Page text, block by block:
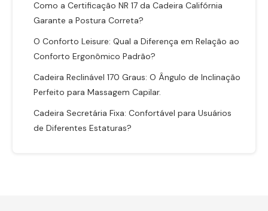
Como a Certificação NR 17 da Cadeira Califórnia
Garante a Postura Correta?
O Conforto Leisure: Qual a Diferença em Relação ao
Conforto Ergonômico Padrão?
Cadeira Reclinável 170 Graus: O Ângulo de Inclinação
Perfeito para Massagem Capilar.
Cadeira Secretária Fixa: Confortável para Usuários
de Diferentes Estaturas?